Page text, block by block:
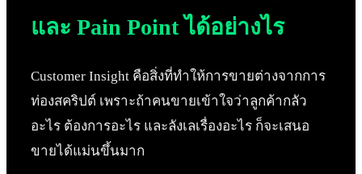
และ Pain Point ได้อย่างไร
Customer Insight คือสิ่งที่ทำให้การขายต่างจากการ
ท่องสคริปต์ เพราะถ้าคนขายเข้าใจว่าลูกค้ากลัว
อะไร ต้องการอะไร และลังเลเรื่องอะไร ก็จะเสนอ
ขายได้แม่นขึ้นมาก